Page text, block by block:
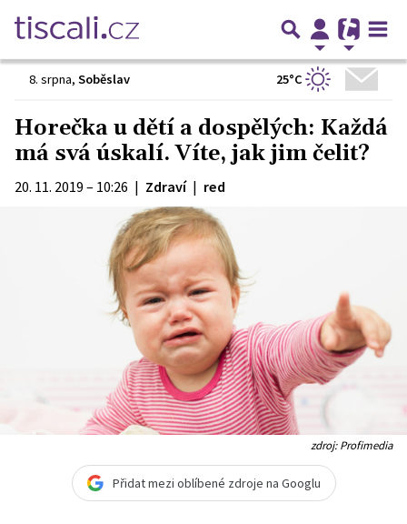
8. srpna, Soběslav 25°C
Horečka u dětí a dospělých: Každá
má svá úskalí. Víte, jak jim čelit?
20. 11. 2019 – 10:26 | Zdraví | red
zdroj: Profimedia
Přidat mezi oblíbené zdroje na Googlu